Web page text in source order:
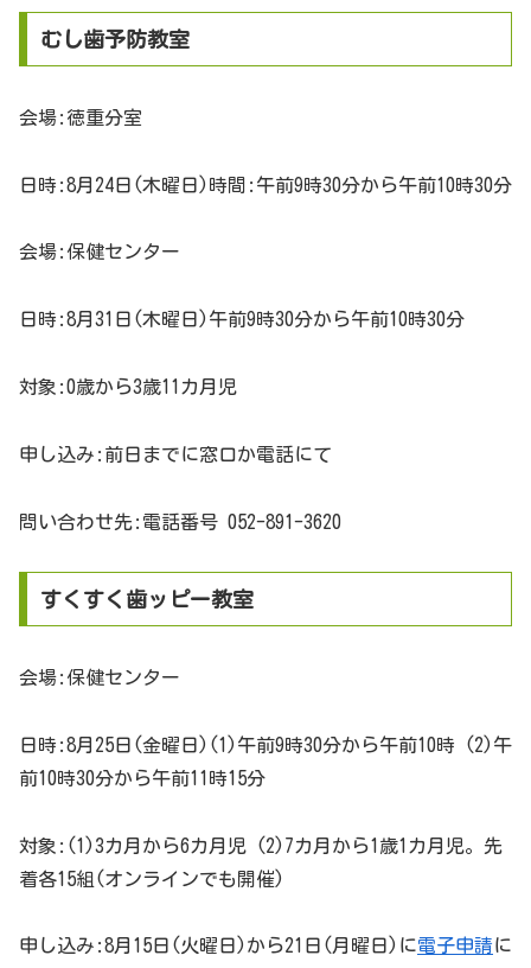
むし歯予防教室
会場:徳重分室
日時:8月24日(木曜日)時間:午前9時30分から午前10時30分
会場:保健センター
日時:8月31日(木曜日)午前9時30分から午前10時30分
対象:0歳から3歳11カ月児
申し込み:前日までに窓口か電話にて
問い合わせ先:電話番号 052-891-3620
すくすく歯ッピー教室
会場:保健センター
日時:8月25日(金曜日)(1)午前9時30分から午前10時 (2)午
前10時30分から午前11時15分
対象:(1)3カ月から6カ月児 (2)7カ月から1歳1カ月児。先
着各15組(オンラインでも開催)
申し込み:8月15日(火曜日)から21日(月曜日)に電子申請に